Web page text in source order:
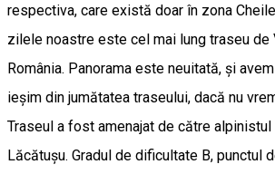
respectiva, care există doar în zona
zilele noastre este cel mai lung traseu de
România. Panorama este neuitată, și
ieșim din jumătatea traseului, dacă nu
Traseul a fost amenajat de către
Lăcătușu. Gradul de dificultate B, punctul